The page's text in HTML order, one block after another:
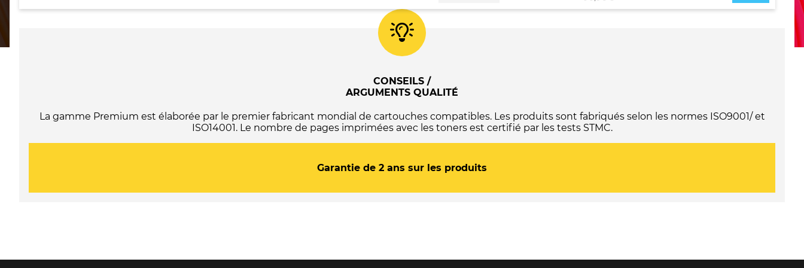
MLT-
-
CONSEILS /
ARGUMENTS QUALITÉ
La gamme Premium est élaborée par le premier fabricant mondial de cartouches compatibles. Les produits sont fabriqués selon les normes ISO9001/ et
ISO14001. Le nombre de pages imprimées avec les toners est certifié par les tests STMC.
Garantie de 2 ans sur les produits